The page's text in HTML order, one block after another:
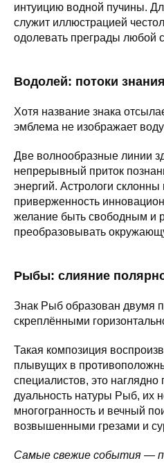
интуицию водной пучины.
служит иллюстрацией
одолевать преграды любой
Водолей: потоки
Хотя название знака
эмблема не изображает
Две волнообразные линии
непрерывный приток
энергий. Астрологи
приверженность
желание быть свободным и
преобразовывать
Рыбы: слияние
Знак Рыб образован двумя
скреплёнными
Такая композиция
плывущих в
специалистов, это наглядно
дуальность натуры Рыб, их
многогранность и вечный
возвышенными грезами и
Самые свежие события —